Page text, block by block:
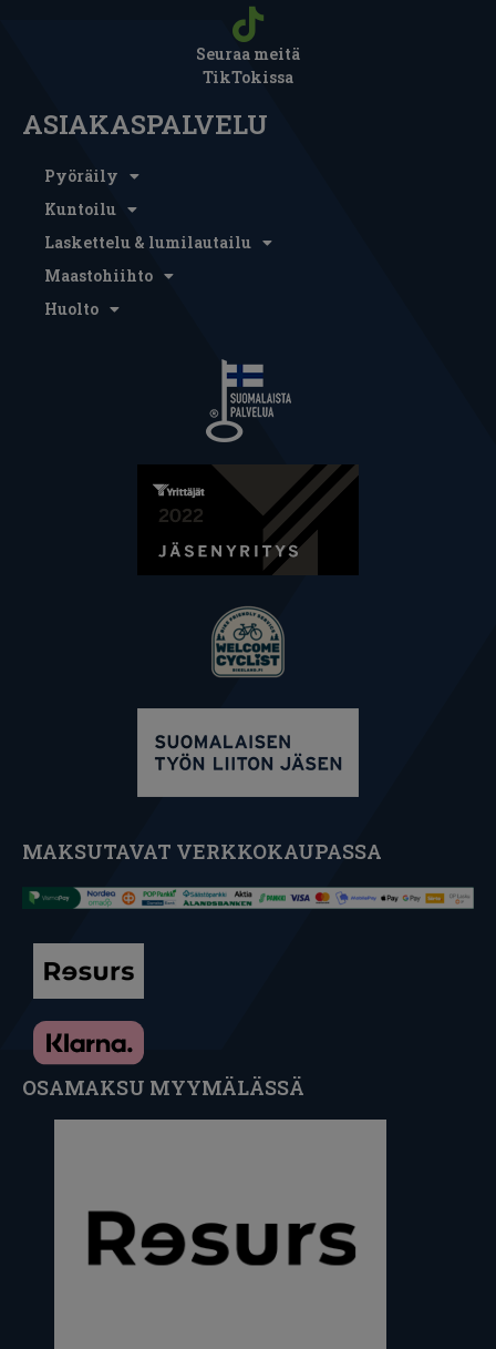
Seuraa meitä
TikTokissa
ASIAKASPALVELU
Pyöräily
Kuntoilu
Laskettelu & lumilautailu
Maastohiihto
Huolto
MAKSUTAVAT VERKKOKAUPASSA
OSAMAKSU MYYMÄLÄSSÄ